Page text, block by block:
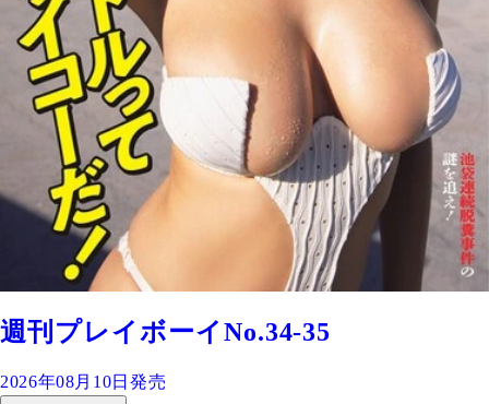
週刊プレイボーイNo.34-35
2026年08月10日発売